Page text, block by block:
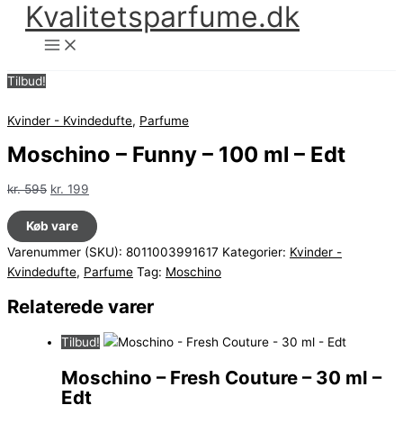
Kvalitetsparfume.dk
Tilbud!
Kvinder - Kvindedufte, Parfume
Moschino – Funny – 100 ml – Edt
kr.595 Den
oprindelige
pris
var:
kr. 595.
kr. 199
pris
er:
kr. 199.
Køb vare
Varenummer (SKU): 8011003991617 Kategorier: Kvinder -
Kvindedufte, Parfume Tag: Moschino
Relaterede varer
Tilbud!
Moschino – Fresh Couture – 30 ml –
Edt